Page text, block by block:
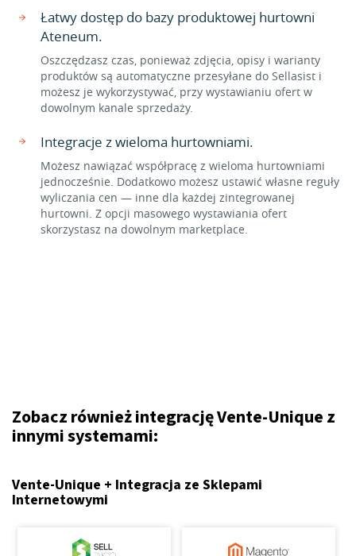
Łatwy dostęp do bazy produktowej hurtowni
Ateneum.
Oszczędzasz czas, ponieważ zdjęcia, opisy i warianty
produktów są automatyczne przesyłane do Sellasist i
możesz je wykorzystywać, przy wystawianiu ofert w
dowolnym kanale sprzedaży.
Integracje z wieloma hurtowniami.
Możesz nawiązać współpracę z wieloma hurtowniami
jednocześnie. Dodatkowo możesz ustawić własne reguły
wyliczania cen — inne dla każdej zintegrowanej
hurtowni. Z opcji masowego wystawiania ofert
skorzystasz na dowolnym marketplace.
Zobacz również integrację Vente-Unique z
innymi systemami:
Vente-Unique + Integracja ze Sklepami
Internetowymi